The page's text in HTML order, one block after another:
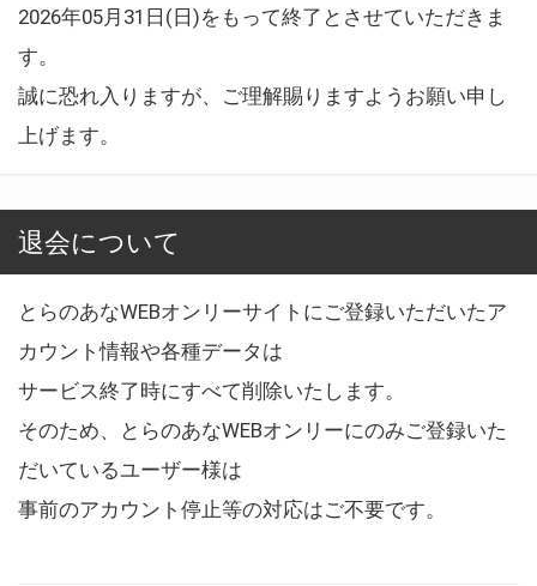
2026年05月31日(日)をもって終了とさせていただきま
す。
誠に恐れ入りますが、ご理解賜りますようお願い申し
上げます。
退会について
とらのあなWEBオンリーサイトにご登録いただいたア
カウント情報や各種データは
サービス終了時にすべて削除いたします。
そのため、とらのあなWEBオンリーにのみご登録いた
だいているユーザー様は
事前のアカウント停止等の対応はご不要です。